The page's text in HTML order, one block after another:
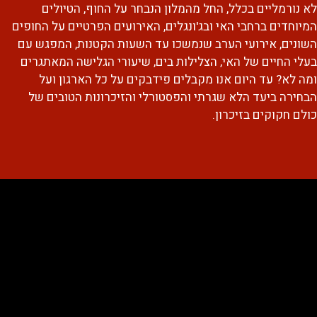
לא נורמליים בכלל, החל מהמלון הנבחר על החוף, הטיולים
המיוחדים ברחבי האי ובג'ונגלים, האירועים הפרטיים על החופים
השונים, אירועי הערב שנמשכו עד השעות הקטנות, המפגש עם
בעלי החיים של האי, הצלילות בים, שיעורי הגלישה המאתגרים
ומה לא? עד היום אנו מקבלים פידבקים על כל הארגון ועל
הבחירה ביעד הלא שגרתי והפסטורלי והזיכרונות הטובים של
כולם חקוקים בזיכרון.